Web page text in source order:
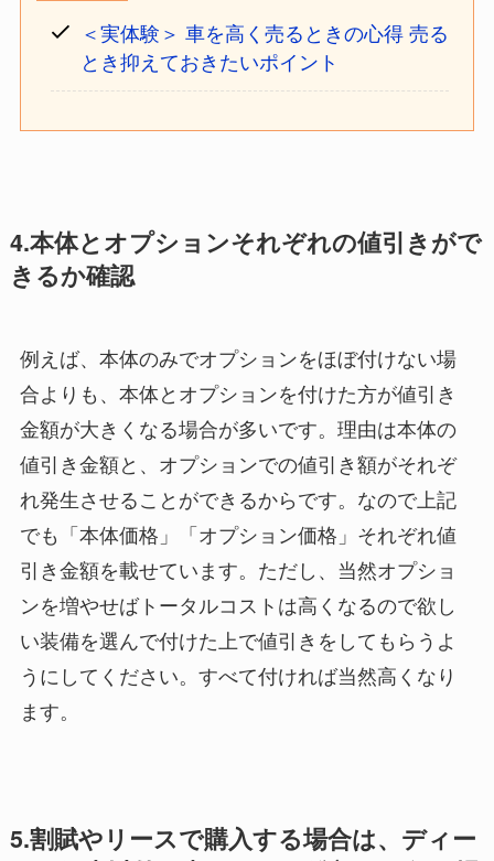
＜実体験＞ 車を高く売るときの心得 売る
とき抑えておきたいポイント
4.本体とオプションそれぞれの値引きがで
きるか確認
例えば、本体のみでオプションをほぼ付けない場
合よりも、本体とオプションを付けた方が値引き
金額が大きくなる場合が多いです。理由は本体の
値引き金額と、オプションでの値引き額がそれぞ
れ発生させることができるからです。なので上記
でも「本体価格」「オプション価格」それぞれ値
引き金額を載せています。ただし、当然オプショ
ンを増やせばトータルコストは高くなるので欲し
い装備を選んで付けた上で値引きをしてもらうよ
うにしてください。すべて付ければ当然高くなり
ます。
5.割賦やリースで購入する場合は、ディー